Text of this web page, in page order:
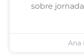
sobre
Ana